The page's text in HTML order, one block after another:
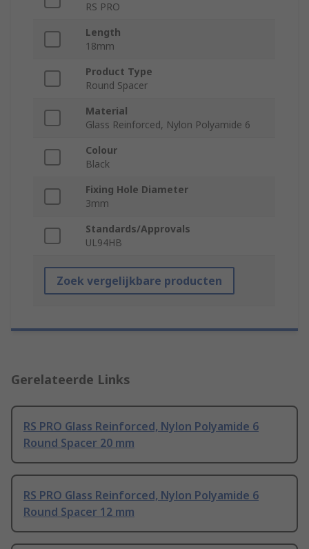
RS PRO
Length
18mm
Product Type
Round Spacer
Material
Glass Reinforced, Nylon Polyamide 6
Colour
Black
Fixing Hole Diameter
3mm
Standards/Approvals
UL94HB
Zoek vergelijkbare producten
Gerelateerde Links
RS PRO Glass Reinforced, Nylon Polyamide 6
Round Spacer 20 mm
RS PRO Glass Reinforced, Nylon Polyamide 6
Round Spacer 12 mm